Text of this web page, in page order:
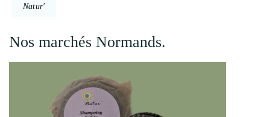
Natur'
Nos marchés Normands.